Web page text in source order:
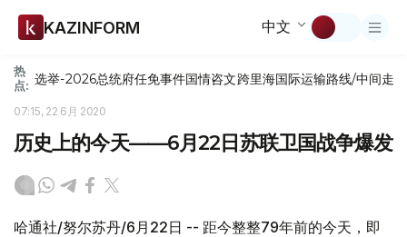
KAZINFORM 中文
热
点: 选举-2026总统府任免事件国情咨文跨里海国际运输路线/中间走廊
07:15, 22 6月 2020
历史上的今天——6月22日苏联卫国战争爆发
哈通社/努尔苏丹/6月22日 -- 距今整整79年前的今天，即